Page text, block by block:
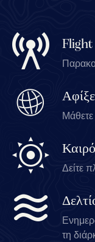
Flight
Μάθετε
Δείτε
τη